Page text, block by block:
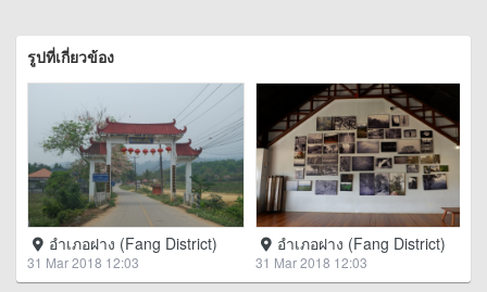
รูปที่เกี่ยวข้อง
อำเภอฝาง (Fang District)
31 Mar 2018 12:03
อำเภอฝาง (Fang District)
31 Mar 2018 12:03